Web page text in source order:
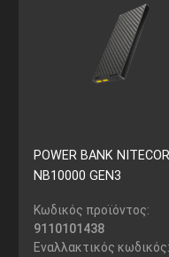
POWER BANK
NB10000 GEN3
Κωδικός προϊόντος:
9110101438
Εναλλακτικός κωδικός: